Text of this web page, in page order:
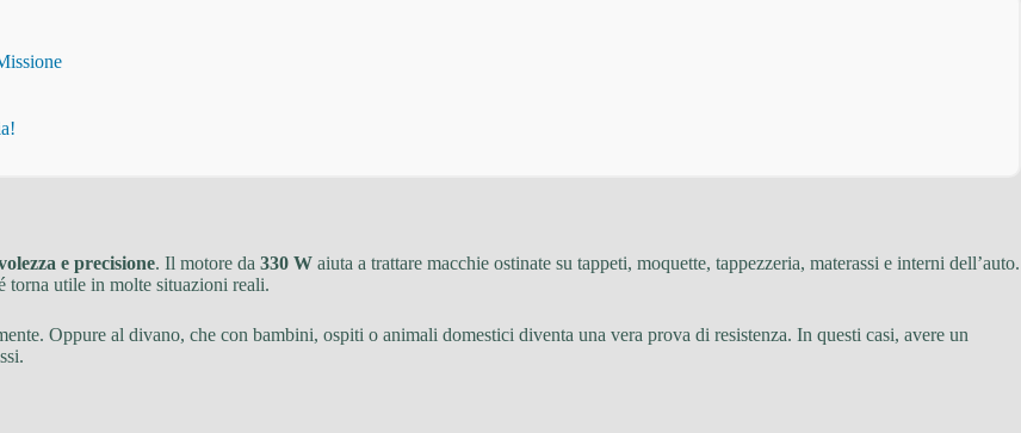
e precisione. Il motore da 330 W aiuta a trattare macchie ostinate su tappeti, moquette, tappezzeria, materassi e interni dell’auto.
torna utile in molte situazioni reali.
Oppure al divano, che con bambini, ospiti o animali domestici diventa una vera prova di resistenza. In questi casi, avere un